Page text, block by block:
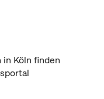
Köln finden